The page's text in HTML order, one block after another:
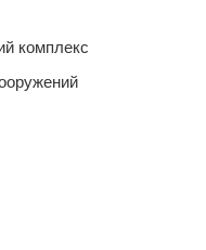
комплекс